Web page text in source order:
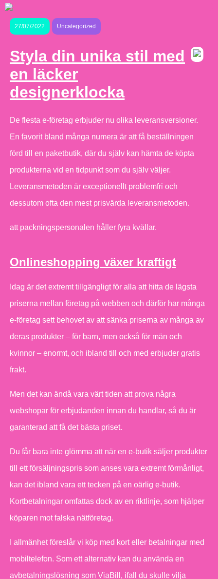
27/07/2022 Uncategorized
Styla din unika stil med
en läcker
designerklocka
De flesta e-företag erbjuder nu olika leveransversioner.
En favorit bland många numera är att få beställningen
förd till en paketbutik, där du själv kan hämta de köpta
produkterna vid en tidpunkt som du själv väljer.
Leveransmetoden är exceptionellt problemfri och
dessutom ofta den mest prisvärda leveransmetoden.
att packningspersonalen håller fyra kvällar.
Onlineshopping växer kraftigt
Idag är det extremt tillgängligt för alla att hitta de lägsta
priserna mellan företag på webben och därför har många
e-företag sett behovet av att sänka priserna av många av
deras produkter – för barn, men också för män och
kvinnor – enormt, och ibland till och med erbjuder gratis
frakt.
Men det kan ändå vara värt tiden att prova några
webshopar för erbjudanden innan du handlar, så du är
garanterad att få det bästa priset.
Du får bara inte glömma att när en e-butik säljer produkter
till ett försäljningspris som anses vara extremt förmånligt,
kan det ibland vara ett tecken på en oärlig e-butik.
Kortbetalningar omfattas dock av en riktlinje, som hjälper
köparen mot falska nätföretag.
I allmänhet föreslår vi köp med kort eller betalningar med
mobiltelefon. Som ett alternativ kan du använda en
avbetalningslösning som ViaBill, ifall du skulle vilja